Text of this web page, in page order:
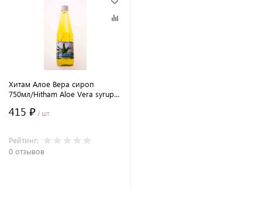
Хитам Алое Вера сироп
750мл/Hitham Aloe Vera syrup
415 ₽ / шт
Рейтинг:
0 отзывов